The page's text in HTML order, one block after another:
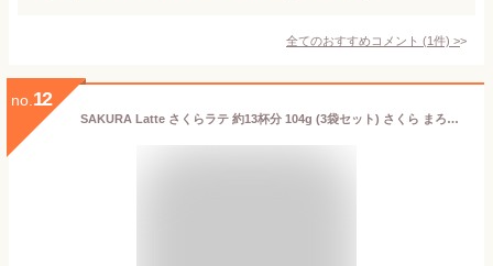
全てのおすすめコメント (1件) >
no. 12
SAKURA Latte さくらラテ 約13杯分 104g (3袋セット) さくら まろやか 華やか ミルク 桜 季節限定 春 美味しい リラックス インスタント ホット アイス アレンジ 甘さ控えめ 桜ラテ ギフト